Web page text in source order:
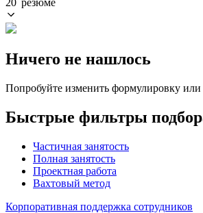
Ничего не нашлось
Попробуйте изменить формулировку
Быстрые фильтры
Частичная занятость
Полная занятость
Проектная работа
Вахтовый метод
Корпоративная поддержка сотрудников